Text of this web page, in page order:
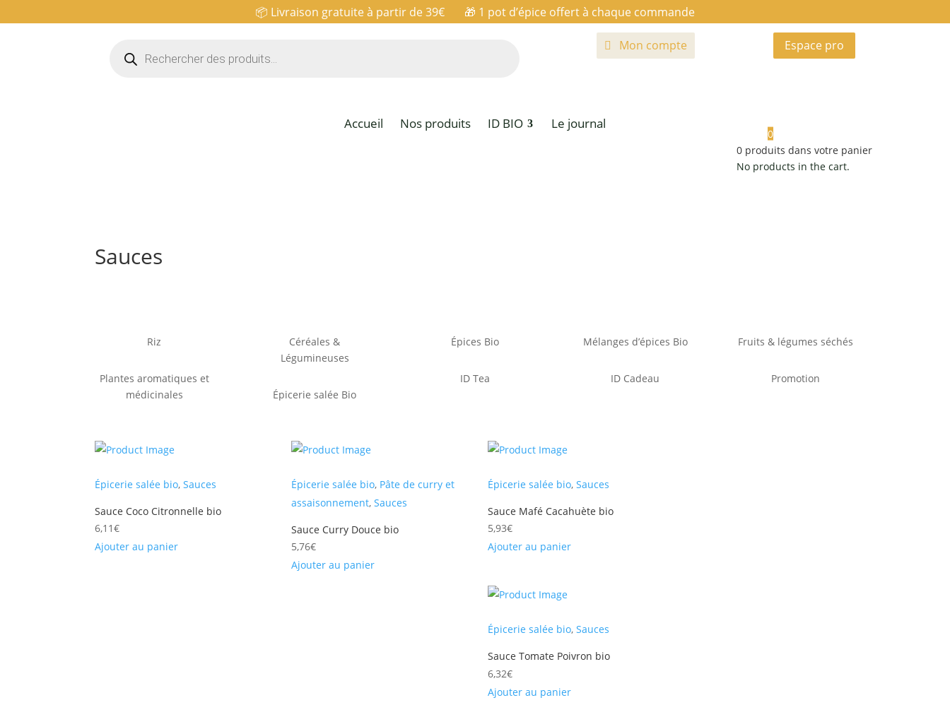
📦 Livraison gratuite à partir de 39€ 🎁 1 pot d’épice offert à chaque commande
produits
Mon compte Espace pro
Accueil Nos produits ID BIO Le journal
0
0 produits dans votre panier
No products in the cart.
Sauces
Riz
Plantes aromatiques et
médicinales
Céréales &
Légumineuses
Épicerie salée Bio
Épices Bio
ID Tea
Mélanges d’épices Bio
ID Cadeau
Fruits & légumes séchés
Promotion
Épicerie salée bio,Sauces
Sauce Coco Citronnelle bio
6,11€
Ajouter au panier
Épicerie salée bio, Pâte de curry et
assaisonnement,Sauces
Sauce Curry Douce bio
5,76€
Ajouter au panier
Épicerie salée bio,Sauces
Sauce Mafé Cacahuète bio
5,93€
Ajouter au panier
Épicerie salée bio,Sauces
Sauce Tomate Poivron bio
6,32€
Ajouter au panier